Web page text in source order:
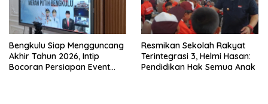
Bengkulu Siap Mengguncang
Akhir Tahun 2026, Intip
Bocoran Persiapan Event
Resmikan Sekolah Rakyat
Terintegrasi 3, Helmi Hasan:
Pendidikan Hak Semua Anak